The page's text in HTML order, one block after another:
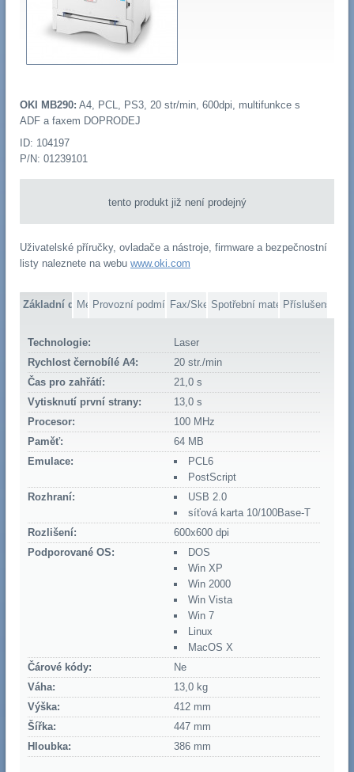
OKI MB290: A4, PCL, PS3, 20 str/min, 600dpi, multifunkce s
ADF a faxem DOPRODEJ
ID: 104197
P/N: 01239101
tento produkt již není prodejný
Uživatelské příručky, ovladače a nástroje, firmware a bezpečnostní
listy naleznete na webu www.oki.com
Základní dataMédiaProvozní podmínkyFax/SkenerSpotřební materiálPříslušenství
Technologie:
Laser
Rychlost černobílé A4:
20 str./min
Čas pro zahřátí:
21,0 s
Vytisknutí první strany:
13,0 s
Procesor:
100 MHz
Paměť:
64 MB
Emulace:
PCL6
PostScript
Rozhraní:
USB 2.0
síťová karta 10/100Base-T
Rozlišení:
600x600 dpi
Podporované OS:
DOS
Win XP
Win 2000
Win Vista
Win 7
Linux
MacOS X
Čárové kódy:
Ne
Váha:
13,0 kg
Výška:
412 mm
Šířka:
447 mm
Hloubka:
386 mm